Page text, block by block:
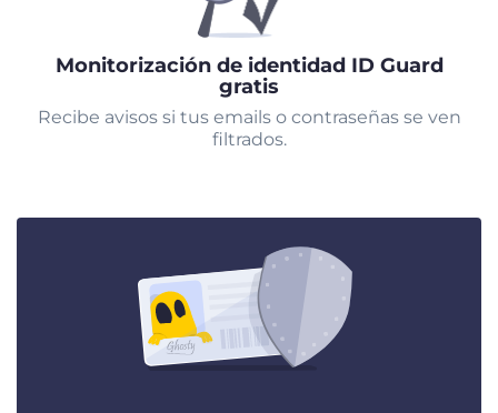
Monitorización de identidad ID Guard
gratis
Recibe avisos si tus emails o contraseñas se ven
filtrados.